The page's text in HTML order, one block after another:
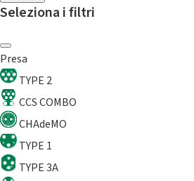
Seleziona i filtri
Presa
TYPE 2
CCS COMBO
CHAdeMO
TYPE 1
TYPE 3A